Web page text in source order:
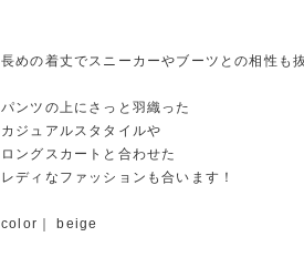
長めの着丈でスニーカーやブーツとの相性も抜
パンツの上にさっと羽織った
カジュアルスタタイルや
ロングスカートと合わせた
レディなファッションも合います！
color｜ beige